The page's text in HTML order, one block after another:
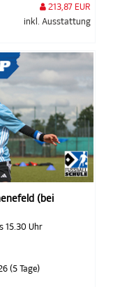
213,87 EUR
inkl. Ausstattung
(bei
15.30 Uhr
(5 Tage)